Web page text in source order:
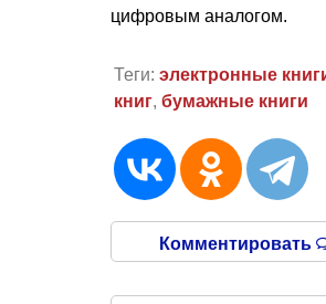
цифровым аналогом.
Теги: электронные
книг, бумажные книги
Комментировать